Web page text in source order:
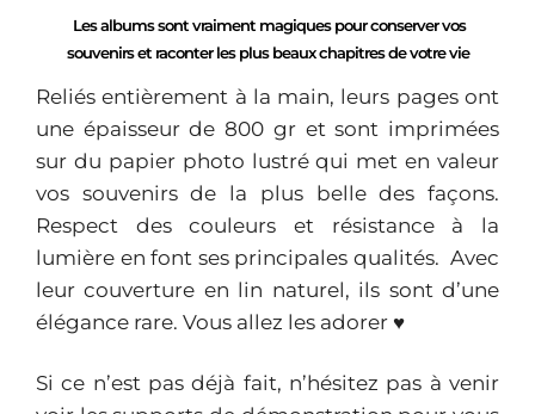
Les albums sont vraiment magiques pour conserver vos
souvenirs et raconter les plus beaux chapitres de votre vie
Reliés entièrement à la main, leurs pages ont
une épaisseur de 800 gr et sont imprimées
sur du papier photo lustré qui met en valeur
vos souvenirs de la plus belle des façons.
Respect des couleurs et résistance à la
lumière en font ses principales qualités. Avec
leur couverture en lin naturel, ils sont d’une
élégance rare. Vous allez les adorer ♥
Si ce n’est pas déjà fait, n’hésitez pas à venir